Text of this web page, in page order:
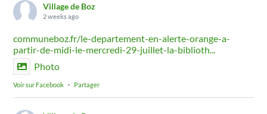
Village de Boz
2 weeks ago
communeboz.fr/le-departement-en-alerte-orange-a-
partir-de-midi-le-mercredi-29-juillet-la-biblioth...
Photo
Voir sur Facebook · Partager